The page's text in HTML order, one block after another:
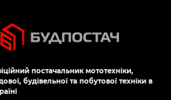
постачальник мототехніки,
будівельної та побутової техніки в